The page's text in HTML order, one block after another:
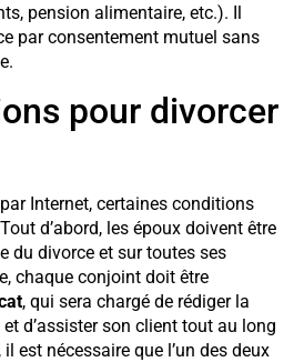
pension alimentaire, etc.). Il
par consentement mutuel sans
pour divorcer
Internet, certaines conditions
d’abord, les époux doivent être
du divorce et sur toutes ses
chaque conjoint doit être
, qui sera chargé de rédiger la
d’assister son client tout au long
est nécessaire que l’un des deux